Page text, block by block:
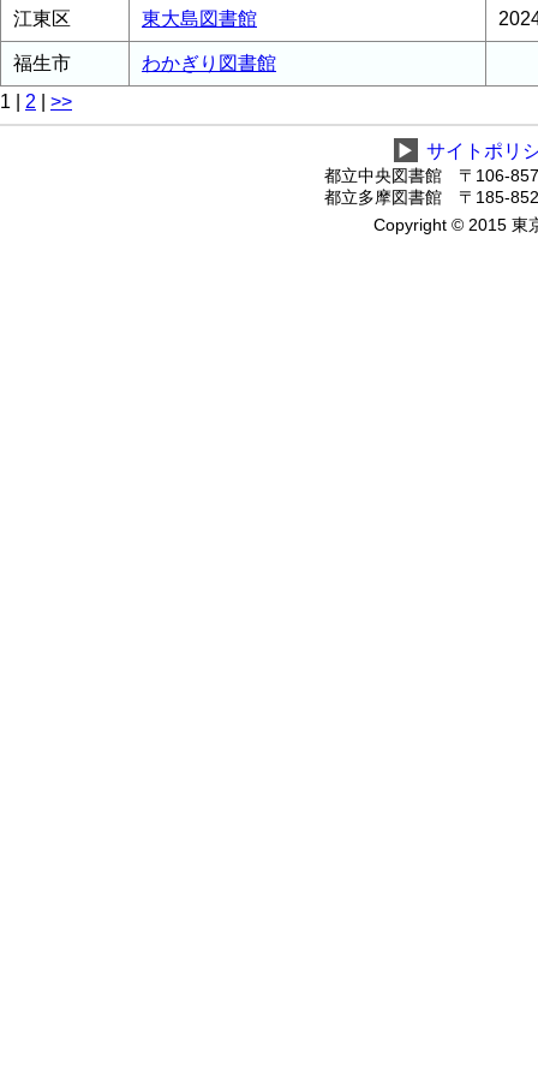
江東区 東大島図書館
福生市
わかぎり図書館
1
2 >>
▶ サイトポリ
都立中央図書館 〒106-
都立多摩図書館 〒185-
Copyright © 2015 東